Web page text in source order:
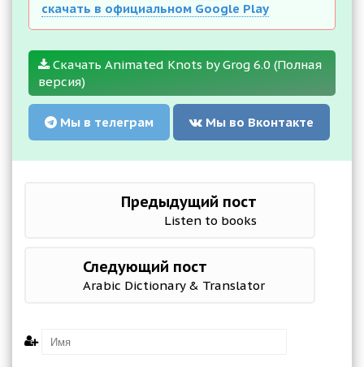
скачать в официальном Google Play
Скачать Animated Knots by Grog 6.0 (Полная
версия)
Мы в телеграм Мы во Вконтакте
Предыдущий пост
Listen to books
Следующий пост
Arabic Dictionary & Translator